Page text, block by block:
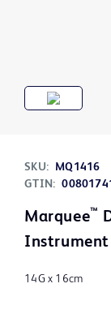
SKU:
MQ1416
GTIN:
Marquee™
Instrument
14G x 16cm